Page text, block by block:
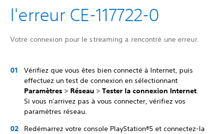
l'erreur CE-117722-0
Votre connexion pour le streaming a rencontré une erreur.
Vérifiez que vous êtes bien connecté à Internet, puis
effectuez un test de connexion en sélectionnant
Paramètres > Réseau > Tester la connexion Internet.
Si vous n'arrivez pas à vous connecter, vérifiez vos
paramètres réseau.
Redémarrez votre console PlayStation®5 et connectez-la